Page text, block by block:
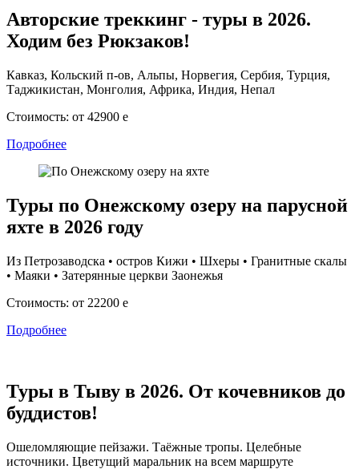
Авторские треккинг - туры в 2026.
Ходим без Рюкзаков!
Кавказ, Кольский п-ов, Альпы, Норвегия, Сербия, Турция,
Таджикистан, Монголия, Африка, Индия, Непал
Стоимость: от 42900 e
Подробнее
Туры по Онежскому озеру на парусной
яхте в 2026 году
Из Петрозаводска • остров Кижи • Шхеры • Гранитные скалы
• Маяки • Затерянные церкви Заонежья
Стоимость: от 22200 e
Подробнее
Туры в Тыву в 2026. От кочевников до
буддистов!
Ошеломляющие пейзажи. Таёжные тропы. Целебные
источники. Цветущий маральник на всем маршруте